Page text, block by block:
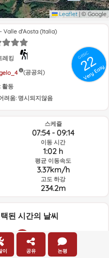
Leaflet | © Google
GRSIC
22
Very Easy
Valle d'Aosta (Italia)
레킹
(공공의)
활동
려움: 명시되지않음
스케쥴
07:54 - 09:14
이동 시간
1:02 h
평균 이동속도
3.37km/h
고도 하강
234.2m
된 시간의 날씨
이 공유 논평